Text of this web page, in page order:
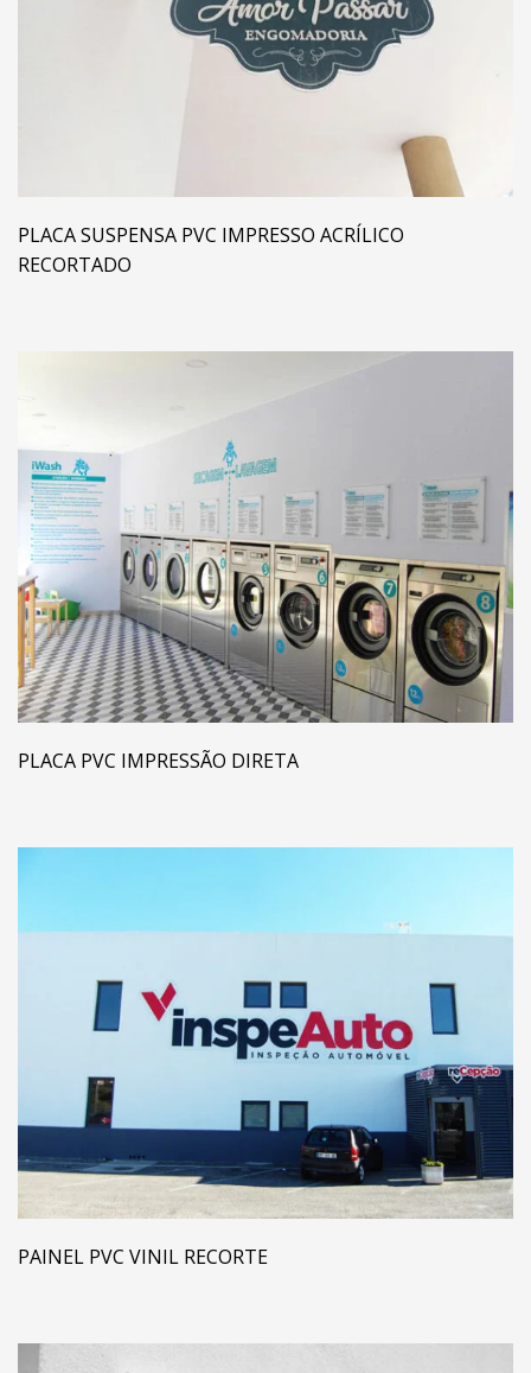
PLACA SUSPENSA PVC IMPRESSO ACRÍLICO
RECORTADO
PLACA PVC IMPRESSÃO DIRETA
PAINEL PVC VINIL RECORTE